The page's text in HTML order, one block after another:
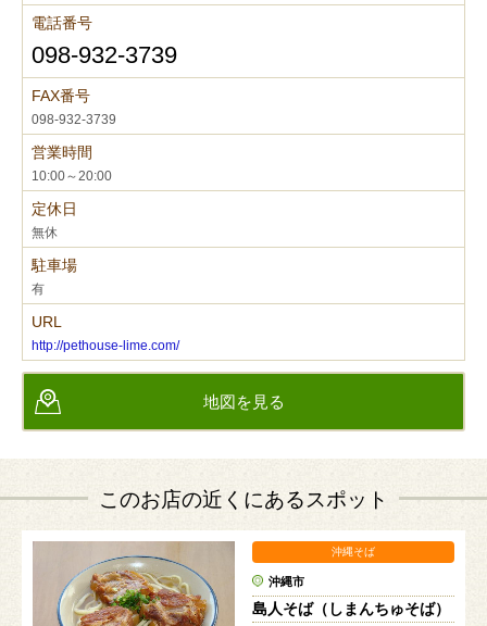
電話番号
098-932-3739
FAX番号
098-932-3739
営業時間
10:00～20:00
定休日
無休
駐車場
有
URL
http://pethouse-lime.com/
地図を見る
このお店の近くにあるスポット
沖縄そば
沖縄市
島人そば（しまんちゅそば）